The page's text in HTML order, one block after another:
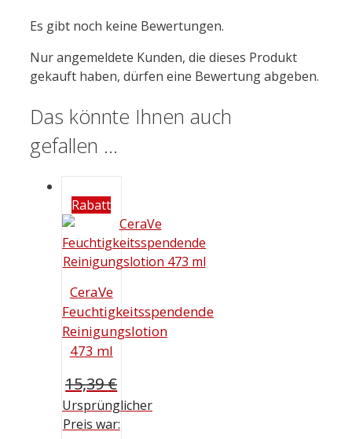
Es gibt noch keine Bewertungen.
Nur angemeldete Kunden, die dieses Produkt
gekauft haben, dürfen eine Bewertung abgeben.
Das könnte Ihnen auch
gefallen …
Rabatt
CeraVe
Feuchtigkeitsspendende
Reinigungslotion
473 ml
15,39€
Ursprünglicher
Preis war: